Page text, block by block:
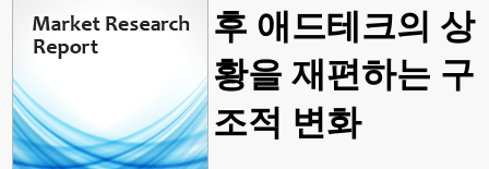
후 애드테크의 상
황을 재편하는 구
조적 변화